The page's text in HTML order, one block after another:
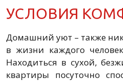
УСЛОВИЯ
Домашний уют – также
в жизни каждого
Находиться в сухой,
квартиры посуточно